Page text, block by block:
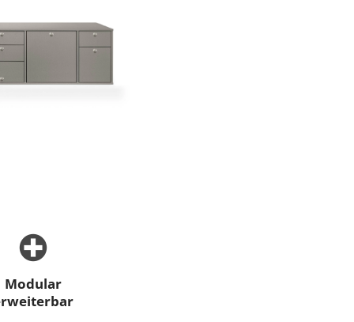
Modular